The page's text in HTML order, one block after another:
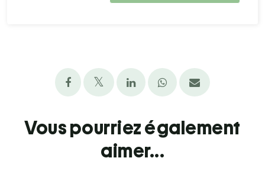
Vous pourriez également
aimer...